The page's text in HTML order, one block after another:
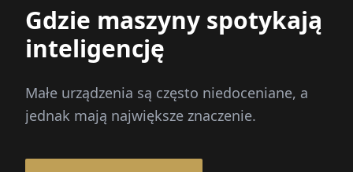
Gdzie maszyny spotykają
inteligencję
Małe urządzenia są często niedoceniane, a
jednak mają największe znaczenie.